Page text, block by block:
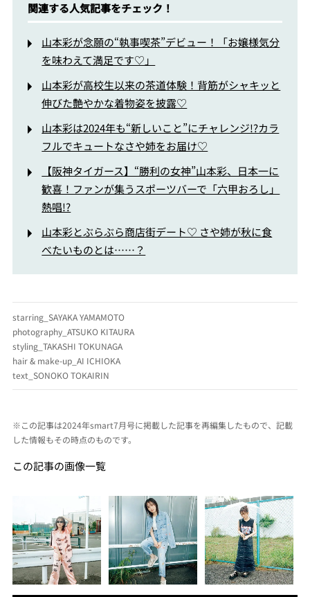
関連する人気記事をチェック！
山本彩が念願の“執事喫茶”デビュー！「お嬢様気分
を味わえて満足です♡」
山本彩が高校生以来の茶道体験！背筋がシャキッと
伸びた艶やかな着物姿を披露♡
山本彩は2024年も“新しいこと”にチャレンジ!?カラ
フルでキュートなさや姉をお届け♡
【阪神タイガース】“勝利の女神”山本彩、日本一に
歓喜！ファンが集うスポーツバーで「六甲おろし」
熱唱!?
山本彩とぶらぶら商店街デート♡ さや姉が秋に食
べたいものとは……？
starring_SAYAKA YAMAMOTO
photography_ATSUKO KITAURA
styling_TAKASHI TOKUNAGA
hair & make-up_AI ICHIOKA
text_SONOKO TOKAIRIN
※この記事は2024年smart7月号に掲載した記事を再編集したもので、記載
した情報もその時点のものです。
この記事の画像一覧